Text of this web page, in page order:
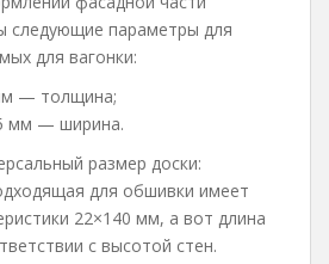
следующие параметры для
для вагонки:
— толщина;
мм — ширина.
размер доски:
для обшивки имеет
22×140 мм, а вот длина
с высотой стен.